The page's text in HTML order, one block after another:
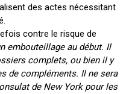
des actes nécessitant
contre le risque de
embouteillage au début. Il
complets, ou bien il y
de compléments. Il ne sera
de New York pour les